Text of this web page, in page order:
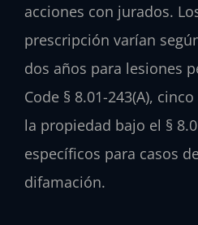
acciones con jurados.
prescripción varían
dos años para lesiones
Code § 8.01-243(A),
la propiedad bajo el §
específicos para casos
difamación.